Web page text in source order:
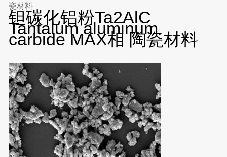
瓷材料
钽碳化铝粉Ta2AlC
Tantalum aluminum
carbide MAX相 陶瓷材料